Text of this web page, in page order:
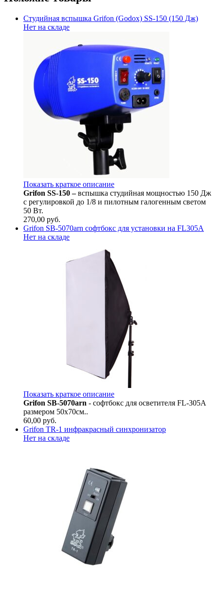
Студийная вспышка Grifon (Godox) SS-150 (150 Дж)
Нет на складе
Показать краткое описание
Grifon SS-150 –вспышка студийная мощностью 150 Дж
с регулировкой до 1/8 и пилотным галогенным светом
50 Вт.
270,00 руб.
Grifon SB-5070arn софтбокс для установки на FL305A
Нет на складе
Показать краткое описание
Grifon SB-5070arn - софтбокс для осветителя FL-305A
размером 50х70см..
60,00 руб.
Grifon TR-1 инфракрасный синхронизатор
Нет на складе